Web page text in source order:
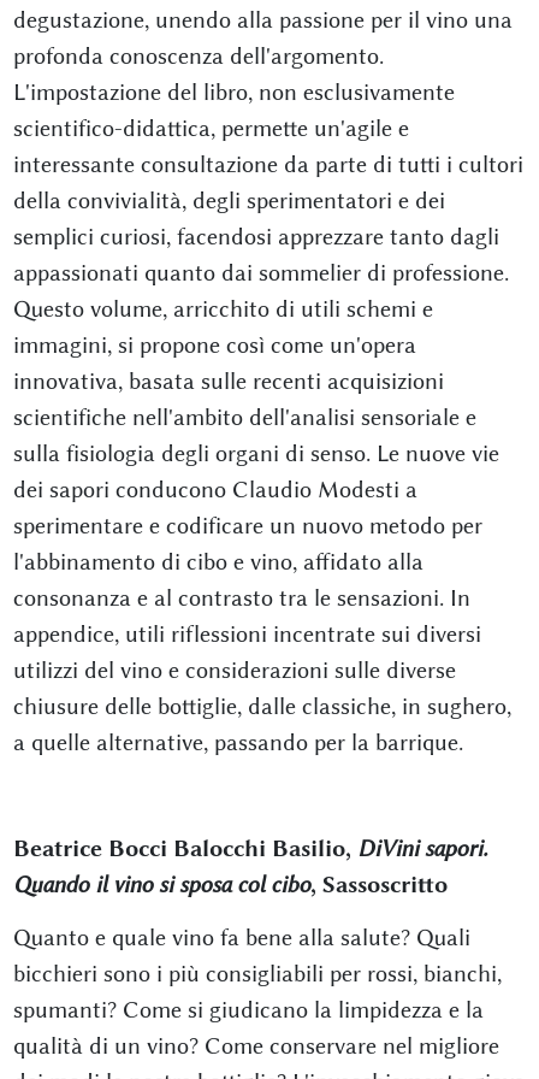
degustazione, unendo alla passione per il vino una
profonda conoscenza dell'argomento.
L'impostazione del libro, non esclusivamente
scientifico-didattica, permette un'agile e
interessante consultazione da parte di tutti i cultori
della convivialità, degli sperimentatori e dei
semplici curiosi, facendosi apprezzare tanto dagli
appassionati quanto dai sommelier di professione.
Questo volume, arricchito di utili schemi e
immagini, si propone così come un'opera
innovativa, basata sulle recenti acquisizioni
scientifiche nell'ambito dell'analisi sensoriale e
sulla fisiologia degli organi di senso. Le nuove vie
dei sapori conducono Claudio Modesti a
sperimentare e codificare un nuovo metodo per
l'abbinamento di cibo e vino, affidato alla
consonanza e al contrasto tra le sensazioni. In
appendice, utili riflessioni incentrate sui diversi
utilizzi del vino e considerazioni sulle diverse
chiusure delle bottiglie, dalle classiche, in sughero,
a quelle alternative, passando per la barrique.
Beatrice Bocci Balocchi Basilio, DiVini sapori.
Quando il vino si sposa col cibo, Sassoscritto
Quanto e quale vino fa bene alla salute? Quali
bicchieri sono i più consigliabili per rossi, bianchi,
spumanti? Come si giudicano la limpidezza e la
qualità di un vino? Come conservare nel migliore